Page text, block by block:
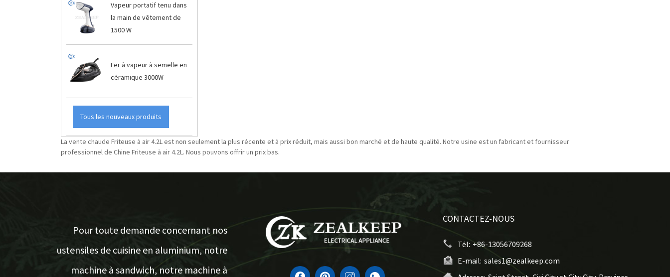
Vapeur portatif tenu dans
la main de vêtement de
1500 W
Fer à vapeur à semelle en
céramique 3000W
Tous les nouveaux produits
La vente chaude Friteuse à air 4.2L est non seulement la plus récente et à prix réduit, mais aussi bon marché et de haute qualité. Notre usine est un fabricant et fournisseur
professionnel de Chine Friteuse à air 4.2L. Nous pouvons offrir un prix bas.
Pour toute demande concernant nos
ustensiles de cuisine en aluminium, notre
machine à sandwich, notre machine à
CONTACTEZ-NOUS
Tél: +86-13056709268
E-mail: sales1@zealkeep.com